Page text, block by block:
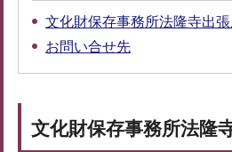
文化財保存事務所法隆寺出
お問い合せ先
文化財保存事務所法隆